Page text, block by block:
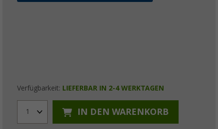
Verfügbarkeit: LIEFERBAR IN 2-4 WERKTAGEN
1 IN DEN WARENKORB